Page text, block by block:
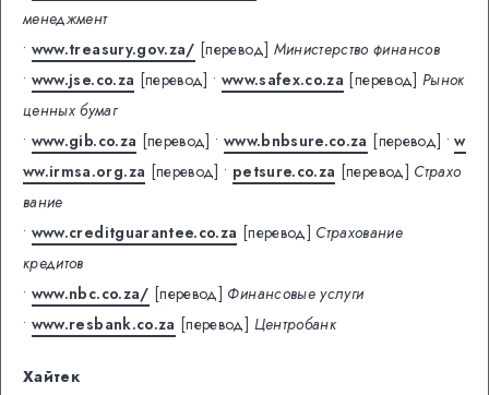
менеджмент
• www.treasury.gov.za/ [перевод] Министерство финансов
• www.jse.co.za [перевод] • www.safex.co.za [перевод] Рынок
ценных бумаг
• www.gib.co.za [перевод] • www.bnbsure.co.za [перевод] •w
ww.irmsa.org.za [перевод] • petsure.co.za [перевод] Страхо
вание
• www.creditguarantee.co.za [перевод] Страхование
кредитов
• www.nbc.co.za/ [перевод] Финансовые услуги
• www.resbank.co.za [перевод] Центробанк
Хайтек